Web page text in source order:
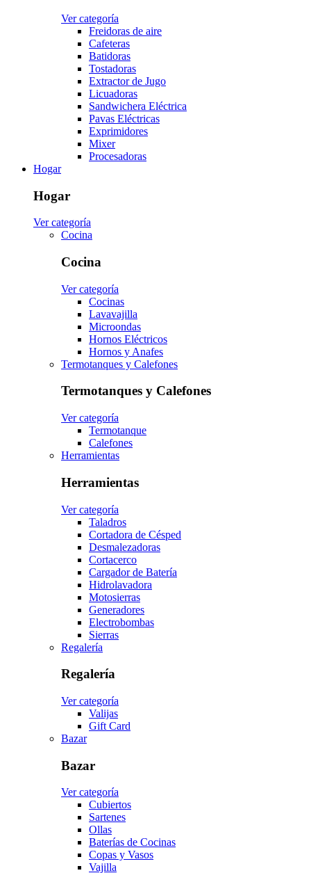
Ver categoría
Freidoras de aire
Cafeteras
Batidoras
Tostadoras
Extractor de Jugo
Licuadoras
Sandwichera Eléctrica
Pavas Eléctricas
Exprimidores
Mixer
Procesadoras
Hogar
Hogar
Ver categoría
Cocina
Cocina
Ver categoría
Cocinas
Lavavajilla
Microondas
Hornos Eléctricos
Hornos y Anafes
Termotanques y Calefones
Termotanques y Calefones
Ver categoría
Termotanque
Calefones
Herramientas
Herramientas
Ver categoría
Taladros
Cortadora de Césped
Desmalezadoras
Cortacerco
Cargador de Batería
Hidrolavadora
Motosierras
Generadores
Electrobombas
Sierras
Regalería
Regalería
Ver categoría
Valijas
Gift Card
Bazar
Bazar
Ver categoría
Cubiertos
Sartenes
Ollas
Baterías de Cocinas
Copas y Vasos
Vajilla